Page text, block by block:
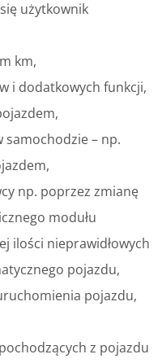
użytkownik
km,
i dodatkowych funkcji,
samochodzie – np.
np. poprzez zmianę
modułu
ilości nieprawidłowych
pojazdu,
pojazdu,
z pojazdu